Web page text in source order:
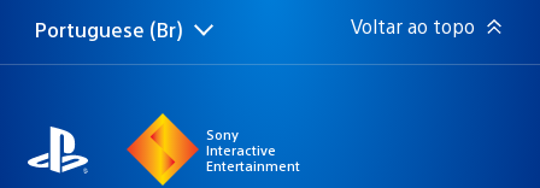
Selecione
uma
Região
atual:
Portuguese (Br) Voltar ao topo
Sony
Interactive
Entertainment